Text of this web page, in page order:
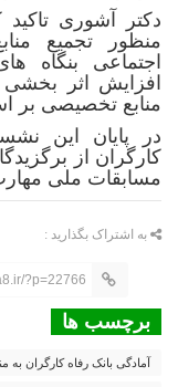
دکتر آشوری
منظور تجمیع
اجتماعی بنگاه
افزایش اثر
منابع تخصیصی بر
در پایان این
کارگران از
مسابقات ملی
به اشتراک بگذارید :
?p=22766
برچسب ها
آمادگی بانک رفاه کارگران